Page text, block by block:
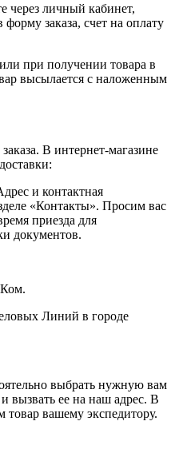
через личный кабинет,
заказа, счет на оплату
при получении товара в
высылается с наложенным
В интернет-магазине
и контактная
«Контакты». Просим вас
приезда для
документов.
Линий в городе
выбрать нужную вам
вызвать ее на наш адрес. В
товар вашему экспедитору.